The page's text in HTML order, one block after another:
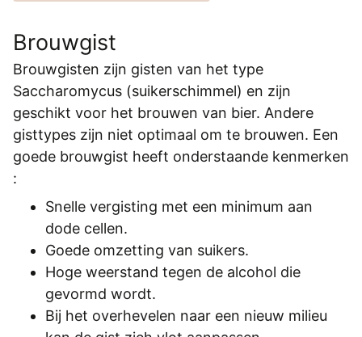
Brouwgist
Brouwgisten zijn gisten van het type
Saccharomycus (suikerschimmel) en zijn
geschikt voor het brouwen van bier. Andere
gisttypes zijn niet optimaal om te brouwen. Een
goede brouwgist heeft onderstaande kenmerken
:
Snelle vergisting met een minimum aan
dode cellen.
Goede omzetting van suikers.
Hoge weerstand tegen de alcohol die
gevormd wordt.
Bij het overhevelen naar een nieuw milieu